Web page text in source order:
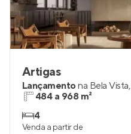
Artigas
Lançamentona Bela Vista,
484 a 968 m²
4
Venda a partir de